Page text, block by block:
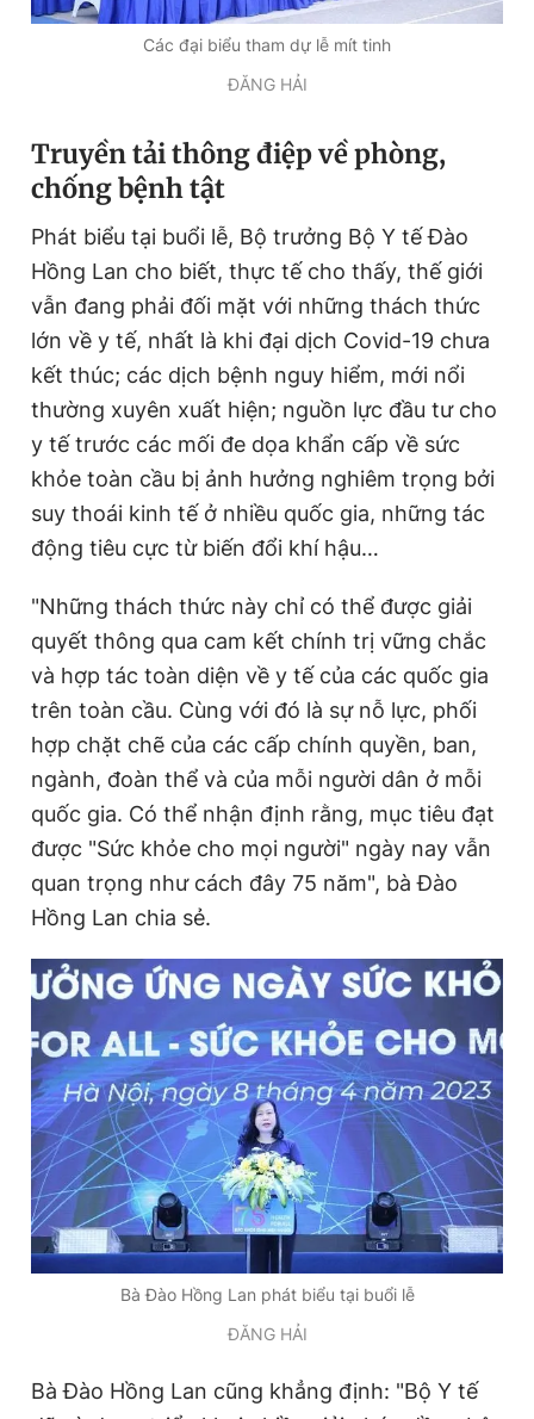
Các đại biểu tham dự lễ mít tinh
ĐĂNG HẢI
Truyền tải thông điệp về phòng,
chống bệnh tật
Phát biểu tại buổi lễ, Bộ trưởng Bộ Y tế Đào
Hồng Lan cho biết, thực tế cho thấy, thế giới
vẫn đang phải đối mặt với những thách thức
lớn về y tế, nhất là khi đại dịch Covid-19 chưa
kết thúc; các dịch bệnh nguy hiểm, mới nổi
thường xuyên xuất hiện; nguồn lực đầu tư cho
y tế trước các mối đe dọa khẩn cấp về sức
khỏe toàn cầu bị ảnh hưởng nghiêm trọng bởi
suy thoái kinh tế ở nhiều quốc gia, những tác
động tiêu cực từ biến đổi khí hậu…
"Những thách thức này chỉ có thể được giải
quyết thông qua cam kết chính trị vững chắc
và hợp tác toàn diện về y tế của các quốc gia
trên toàn cầu. Cùng với đó là sự nỗ lực, phối
hợp chặt chẽ của các cấp chính quyền, ban,
ngành, đoàn thể và của mỗi người dân ở mỗi
quốc gia. Có thể nhận định rằng, mục tiêu đạt
được "Sức khỏe cho mọi người" ngày nay vẫn
quan trọng như cách đây 75 năm", bà Đào
Hồng Lan chia sẻ.
Bà Đào Hồng Lan phát biểu tại buổi lễ
ĐĂNG HẢI
Bà Đào Hồng Lan cũng khẳng định: "Bộ Y tế